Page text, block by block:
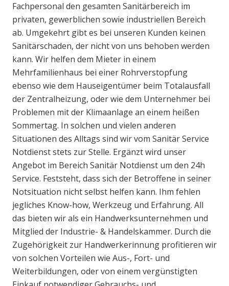
Fachpersonal den gesamten Sanitärbereich im
privaten, gewerblichen sowie industriellen Bereich
ab. Umgekehrt gibt es bei unseren Kunden keinen
Sanitärschaden, der nicht von uns behoben werden
kann. Wir helfen dem Mieter in einem
Mehrfamilienhaus bei einer Rohrverstopfung
ebenso wie dem Hauseigentümer beim Totalausfall
der Zentralheizung, oder wie dem Unternehmer bei
Problemen mit der Klimaanlage an einem heißen
Sommertag. In solchen und vielen anderen
Situationen des Alltags sind wir vom Sanitär Service
Notdienst stets zur Stelle. Ergänzt wird unser
Angebot im Bereich Sanitär Notdienst um den 24h
Service. Feststeht, dass sich der Betroffene in seiner
Notsituation nicht selbst helfen kann. Ihm fehlen
jegliches Know-how, Werkzeug und Erfahrung. All
das bieten wir als ein Handwerksunternehmen und
Mitglied der Industrie- & Handelskammer. Durch die
Zugehörigkeit zur Handwerkerinnung profitieren wir
von solchen Vorteilen wie Aus-, Fort- und
Weiterbildungen, oder von einem vergünstigten